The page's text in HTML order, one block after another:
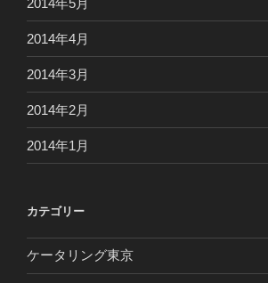
2014年4月
2014年3月
2014年2月
2014年1月
カテゴリー
ケータリング東京